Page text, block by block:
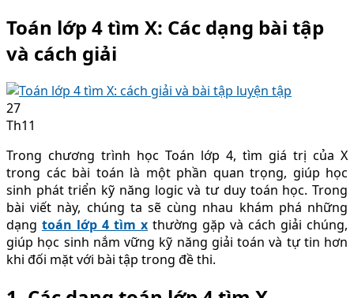
Toán lớp 4 tìm X: Các dạng bài tập
và cách giải
27
Th11
Trong chương trình học Toán lớp 4, tìm giá trị của X
trong các bài toán là một phần quan trọng, giúp học
sinh phát triển kỹ năng logic và tư duy toán học. Trong
bài viết này, chúng ta sẽ cùng nhau khám phá những
dạng toán lớp 4 tìm x thường gặp và cách giải chúng,
giúp học sinh nắm vững kỹ năng giải toán và tự tin hơn
khi đối mặt với bài tập trong đề thi.